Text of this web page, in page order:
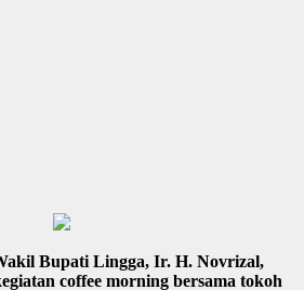
Bupati Lingga, Ir. H. Novrizal,
coffee morning bersama tokoh